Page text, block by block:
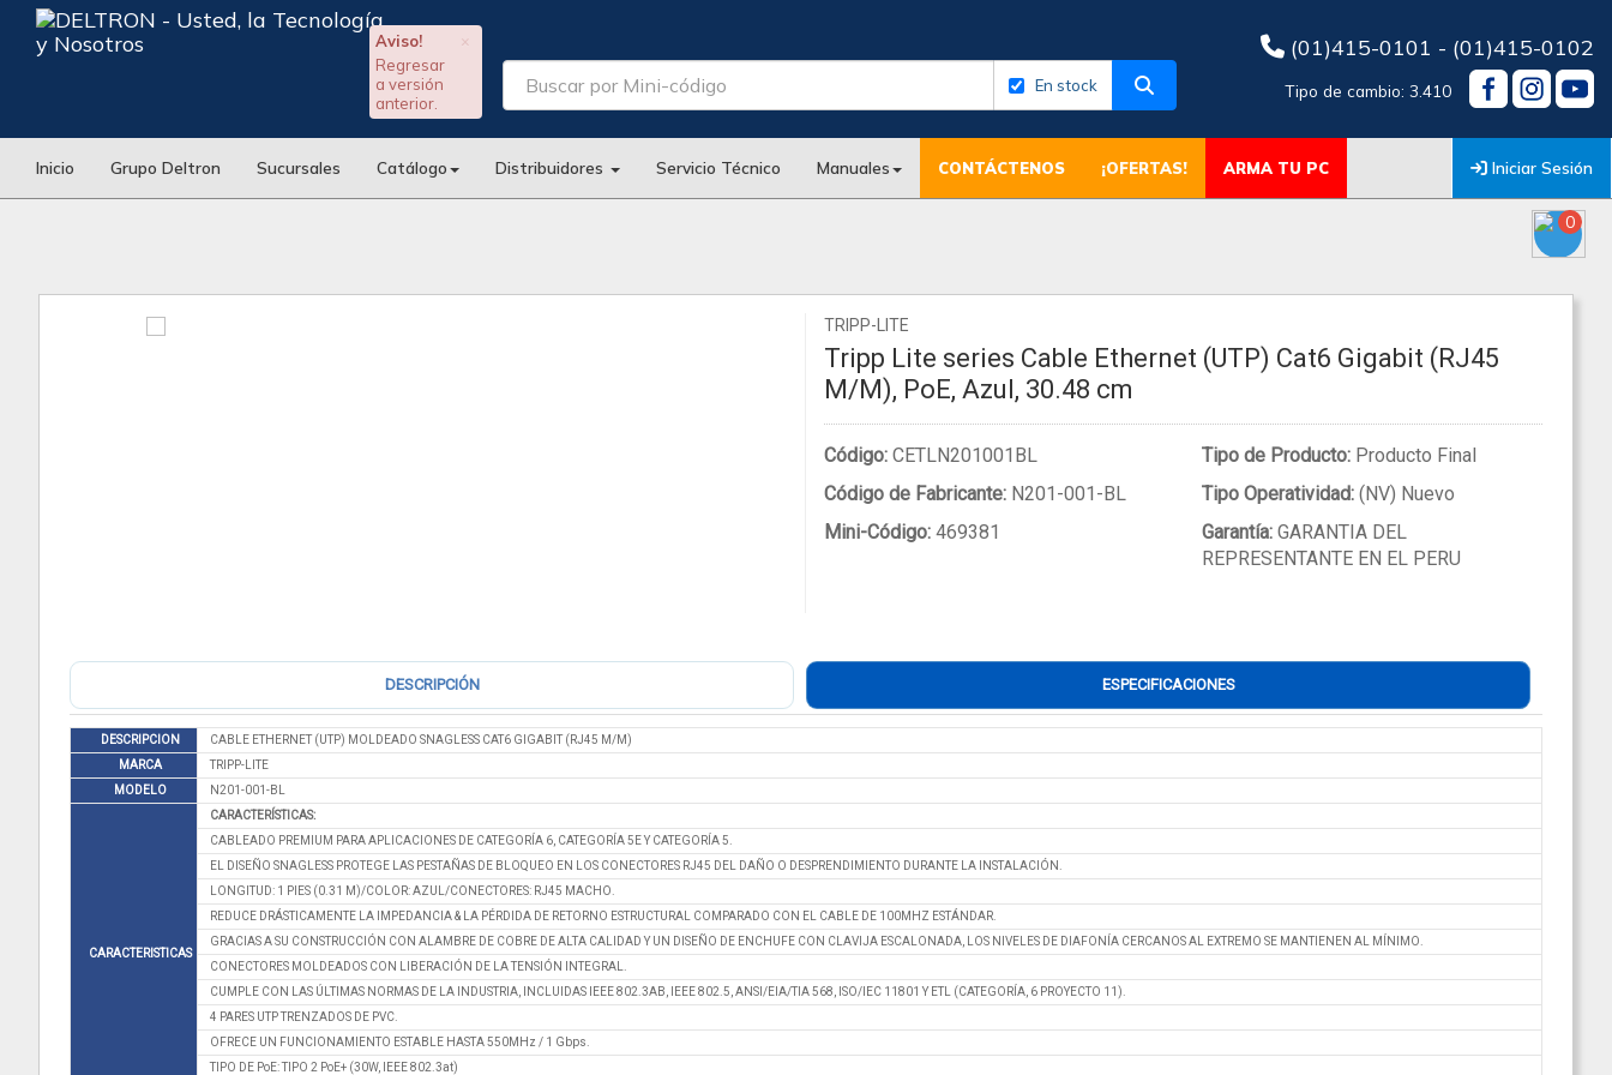
×
Aviso!
Regresar
a versión
anterior.
En stock
(01)415-0101 - (01)415-0102
Tipo de cambio: 3.410
Inicio Grupo Deltron Sucursales Catálogo Distribuidores Servicio Técnico Manuales CONTÁCTENOS ¡OFERTAS! ARMA TU PC Iniciar Sesión
0
TRIPP-LITE
Tripp Lite series Cable Ethernet (UTP) Cat6 Gigabit (RJ45
M/M), PoE, Azul, 30.48 cm
Código: CETLN201001BL
Código de Fabricante: N201-001-BL
Mini-Código: 469381
Tipo de Producto:Producto Final
Tipo Operatividad:(NV) Nuevo
Garantía:GARANTIA DEL
REPRESENTANTE EN EL PERU
DESCRIPCIÓN ESPECIFICACIONES
DESCRIPCION
CABLE ETHERNET (UTP) MOLDEADO SNAGLESS CAT6 GIGABIT (RJ45 M/M)
MARCA
TRIPP-LITE
MODELO
N201-001-BL
CARACTERISTICAS
CARACTERÍSTICAS:
CABLEADO PREMIUM PARA APLICACIONES DE CATEGORÍA 6, CATEGORÍA 5E Y CATEGORÍA 5.
EL DISEÑO SNAGLESS PROTEGE LAS PESTAÑAS DE BLOQUEO EN LOS CONECTORES RJ45 DEL DAÑO O DESPRENDIMIENTO DURANTE LA INSTALACIÓN.
LONGITUD: 1 PIES (0.31 M)/COLOR: AZUL/CONECTORES: RJ45 MACHO.
REDUCE DRÁSTICAMENTE LA IMPEDANCIA & LA PÉRDIDA DE RETORNO ESTRUCTURAL COMPARADO CON EL CABLE DE 100MHZ ESTÁNDAR.
GRACIAS A SU CONSTRUCCIÓN CON ALAMBRE DE COBRE DE ALTA CALIDAD Y UN DISEÑO DE ENCHUFE CON CLAVIJA ESCALONADA, LOS NIVELES DE DIAFONÍA CERCANOS AL EXTREMO SE MANTIENEN AL MÍNIMO.
CONECTORES MOLDEADOS CON LIBERACIÓN DE LA TENSIÓN INTEGRAL.
CUMPLE CON LAS ÚLTIMAS NORMAS DE LA INDUSTRIA, INCLUIDAS IEEE 802.3AB, IEEE 802.5, ANSI/EIA/TIA 568, ISO/IEC 11801 Y ETL (CATEGORÍA, 6 PROYECTO 11).
4 PARES UTP TRENZADOS DE PVC.
OFRECE UN FUNCIONAMIENTO ESTABLE HASTA 550MHz / 1 Gbps.
TIPO DE PoE: TIPO 2 PoE+ (30W, IEEE 802.3at)